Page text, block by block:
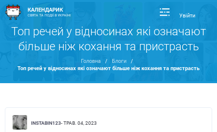
КАЛЕНДАРИК
СВЯТА ТА ПОДІЇ В УКРАЇНІ Увійти
Топ речей у відносинах які означают
більше ніж кохання та пристрасть
Головна / Блоги
/
Топ речей у відносинах які означают більше ніж кохання та пристрасть
INSTABIN123- ТРАВ. 04, 2023